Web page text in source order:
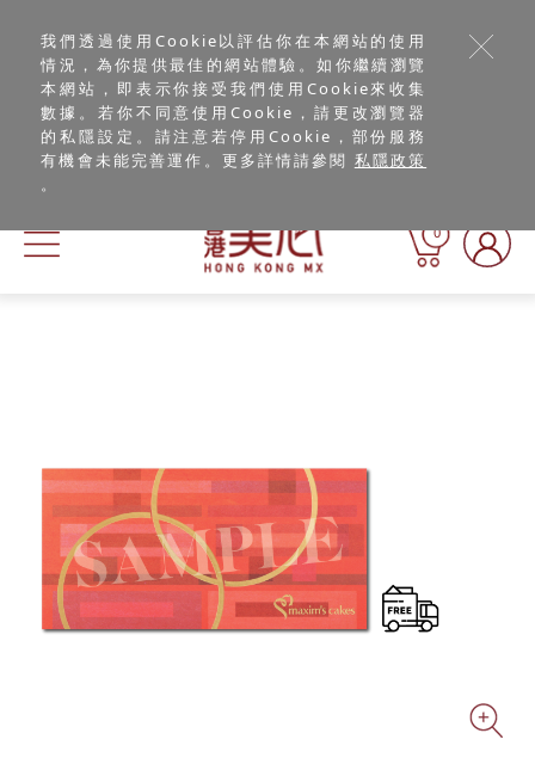
我們透過使用Cookie以評估你在本網站的使用
情況，為你提供最佳的網站體驗。如你繼續瀏覽
本網站，即表示你接受我們使用Cookie來收集
數據。若你不同意使用Cookie，請更改瀏覽器
的私隱設定。請注意若停用Cookie，部份服務
有機會未能完善運作。更多詳情請參閱 私隱政策
。
0